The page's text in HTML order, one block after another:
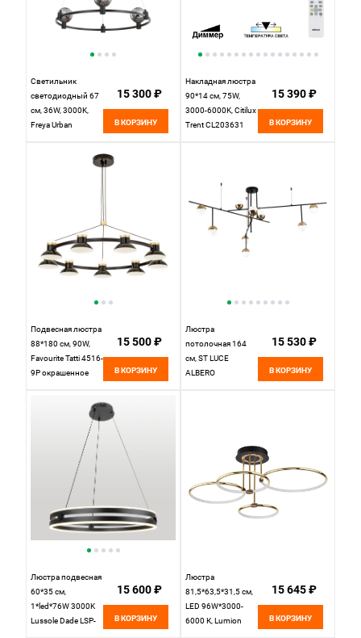
Светильник
светодиодный 67
см, 36W, 3000K,
Freya Urban
15 300 ₽
В КОРЗИНУ
Накладная люстра
90*14 см, 75W,
3000-6000K, Citilux
Trent CL203631
15 390 ₽
В КОРЗИНУ
Подвесная люстра
88*180 см, 90W,
Favourite Tatti 4516-
9P окрашенное
15 500 ₽
В КОРЗИНУ
Люстра
потолочная 164
см, ST LUCE
ALBERO
15 530 ₽
В КОРЗИНУ
Люстра подвесная
60*35 см,
1*led*76W 3000K
Lussole Dade LSP-
15 600 ₽
В КОРЗИНУ
Люстра
81,5*63,5*31,5 см,
LED 96W*3000-
6000 К, Lumion
15 645 ₽
В КОРЗИНУ